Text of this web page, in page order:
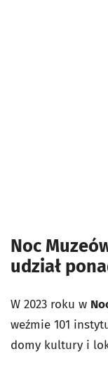
Noc
udział
W 2023 roku w
weźmie 101
domy kultury i